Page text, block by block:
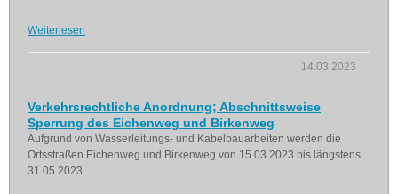
Weiterlesen
14.03.2023
Verkehrsrechtliche Anordnung; Abschnittsweise
Sperrung des Eichenweg und Birkenweg
Aufgrund von Wasserleitungs- und Kabelbauarbeiten werden die
Ortsstraßen Eichenweg und Birkenweg von 15.03.2023 bis längstens
31.05.2023...